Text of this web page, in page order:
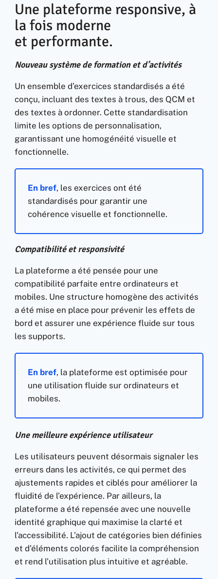
Une plateforme responsive, à
la fois moderne
et performante.
Nouveau système de formation et d’activités
Un ensemble d’exercices standardisés a été
conçu, incluant des textes à trous, des QCM et
des textes à ordonner. Cette standardisation
limite les options de personnalisation,
garantissant une homogénéité visuelle et
fonctionnelle.
En bref, les exercices ont été
standardisés pour garantir une
cohérence visuelle et fonctionnelle.
Compatibilité et responsivité
La plateforme a été pensée pour une
compatibilité parfaite entre ordinateurs et
mobiles. Une structure homogène des activités
a été mise en place pour prévenir les effets de
bord et assurer une expérience fluide sur tous
les supports.
En bref, la plateforme est optimisée pour
une utilisation fluide sur ordinateurs et
mobiles.
Une meilleure expérience utilisateur
Les utilisateurs peuvent désormais signaler les
erreurs dans les activités, ce qui permet des
ajustements rapides et ciblés pour améliorer la
fluidité de l’expérience. Par ailleurs, la
plateforme a été repensée avec une nouvelle
identité graphique qui maximise la clarté et
l’accessibilité. L’ajout de catégories bien définies
et d’éléments colorés facilite la compréhension
et rend l’utilisation plus intuitive et agréable.